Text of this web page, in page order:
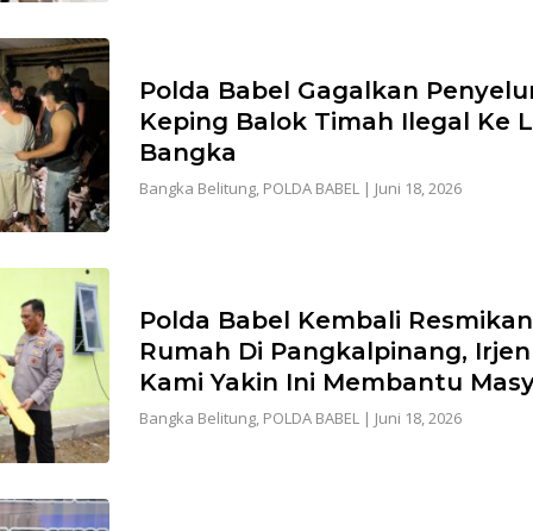
Polda Babel Gagalkan
Keping Balok Timah Ilegal Ke
Bangka
Bangka Belitung, POLDA BABEL | Juni 18, 2026
Polda Babel Kembali
Rumah Di Pangkalpinang,
Kami Yakin Ini Membantu
Bangka Belitung, POLDA BABEL | Juni 18, 2026